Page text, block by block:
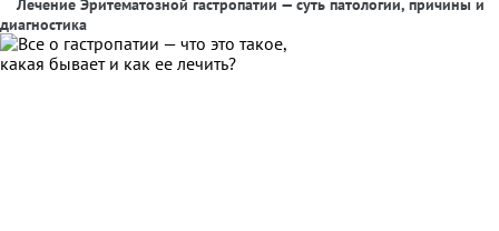
Лечение Эритематозной гастропатии — суть патологии, причины и
диагностика